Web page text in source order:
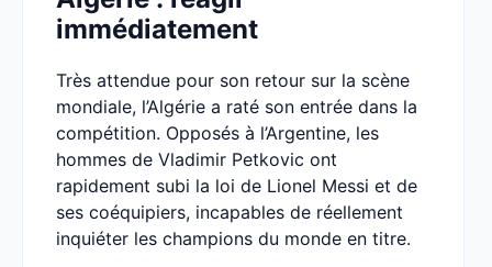
immédiatement
Très attendue pour son retour sur la scène
mondiale, l’Algérie a raté son entrée dans la
compétition. Opposés à l’Argentine, les
hommes de Vladimir Petkovic ont
rapidement subi la loi de Lionel Messi et de
ses coéquipiers, incapables de réellement
inquiéter les champions du monde en titre.